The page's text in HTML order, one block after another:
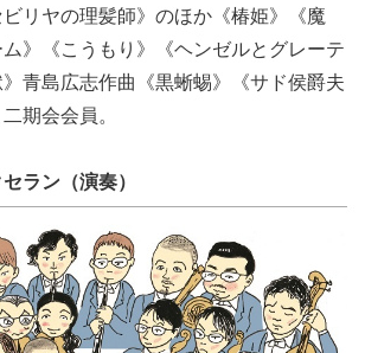
リヤの理髪師》のほか《椿姫》《魔
》《こうもり》《ヘンゼルとグレーテ
青島広志作曲《黒蜥蜴》《サド侯爵夫
期会会員。
ラン（演奏）